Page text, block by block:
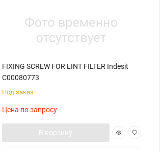
FIXING SCREW FOR LINT FILTER Indesit
C00080773
Под заказ
Цена по запросу
В корзину